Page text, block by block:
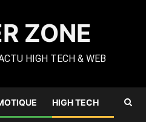
ZONE
HIGH TECH & WEB
HIGH TECH